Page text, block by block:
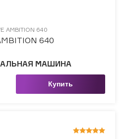
AMBITION 640
640
МАШИНА
Купить